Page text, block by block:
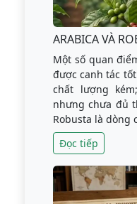
ARABICA VÀ
Một số quan
được canh tác
chất lượng
nhưng chưa đủ
Robusta là dòng
Đọc tiếp